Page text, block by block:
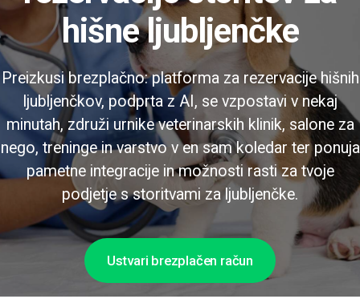
hišne ljubljenčke
Preizkusi brezplačno: platforma za rezervacije hišnih
ljubljenčkov, podprta z AI, se vzpostavi v nekaj
minutah, združi urnike veterinarskih klinik, salone za
nego, treninge in varstvo v en sam koledar ter ponuja
pametne integracije in možnosti rasti za tvoje
podjetje s storitvami za ljubljenčke.
Ustvari brezplačen račun